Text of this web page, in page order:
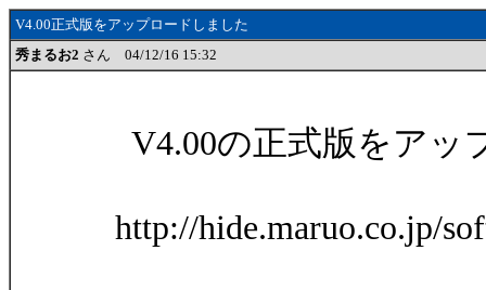
V4.00正式版をアップロードしました
秀まるお2 さん 04/12/16 15:32
V4.00の正式版をアッ
http://hide.maruo.co.jp/